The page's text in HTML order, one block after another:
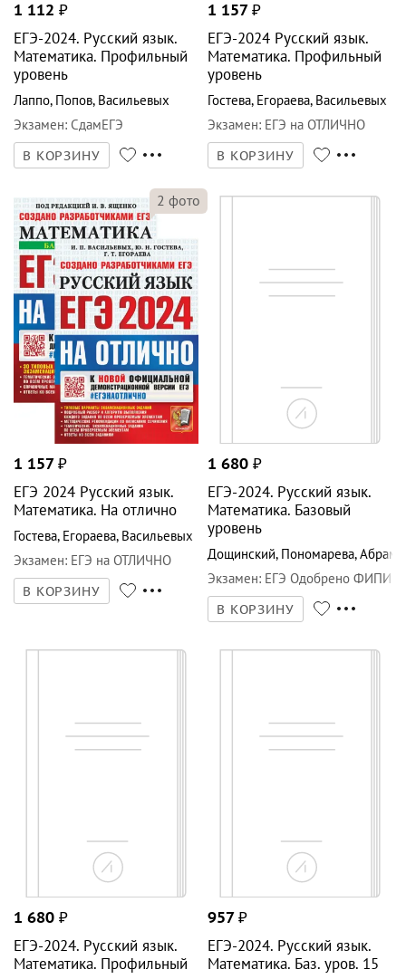
уровень
Лаппо,Попов ,Васильевых
Экзамен
СдамЕГЭ
В КОРЗИНУ
уровень
Гостева,Егораева,Васильевых
Экзамен
ЕГЭ на ОТЛИЧНО
В КОРЗИНУ
1 157₽
ЕГЭ 2024 Русский язык.
Экзамен:ЕГЭ на ОТЛИЧНО
В КОРЗИНУ
ЕГЭ-2024. Русский язык.
уровень
Дощинский ,Пономарева,
Экзамен
В КОРЗИНУ
Математика. Профильный
ЕГЭ Одобрено ФИПИ
957₽
Математика. Баз. уров. 15
ЕГЭ Тесты от
разработчиков